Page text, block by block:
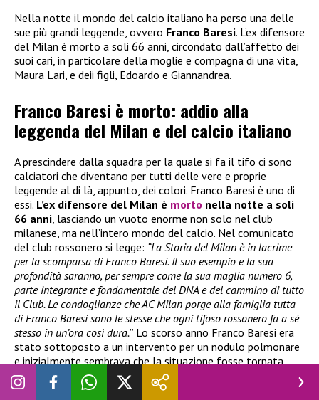
Nella notte il mondo del calcio italiano ha perso una delle
sue più grandi leggende, ovvero Franco Baresi. L’ex difensore
del Milan è morto a soli 66 anni, circondato dall’affetto dei
suoi cari, in particolare della moglie e compagna di una vita,
Maura Lari, e deii figli, Edoardo e Giannandrea.
Franco Baresi è morto: addio alla
leggenda del Milan e del calcio italiano
A prescindere dalla squadra per la quale si fa il tifo ci sono
calciatori che diventano per tutti delle vere e proprie
leggende al di là, appunto, dei colori. Franco Baresi è uno di
essi. L’ex difensore del Milan è morto nella notte a soli
66 anni, lasciando un vuoto enorme non solo nel club
milanese, ma nell’intero mondo del calcio. Nel comunicato
del club rossonero si legge: “La Storia del Milan è in lacrime
per la scomparsa di Franco Baresi. Il suo esempio e la sua
profondità saranno, per sempre come la sua maglia numero 6,
parte integrante e fondamentale del DNA e del cammino di tutto
il Club. Le condoglianze che AC Milan porge alla famiglia tutta
di Franco Baresi sono le stesse che ogni tifoso rossonero fa a sé
stesso in un’ora così dura.” Lo scorso anno Franco Baresi era
stato sottoposto a un intervento per un nodulo polmonare
e inizialmente sembrava che la situazione fosse tornata
sotto controllo. Poi, però, le sue condizioni sono peggiorate
fino alla tragica notizia della morte.